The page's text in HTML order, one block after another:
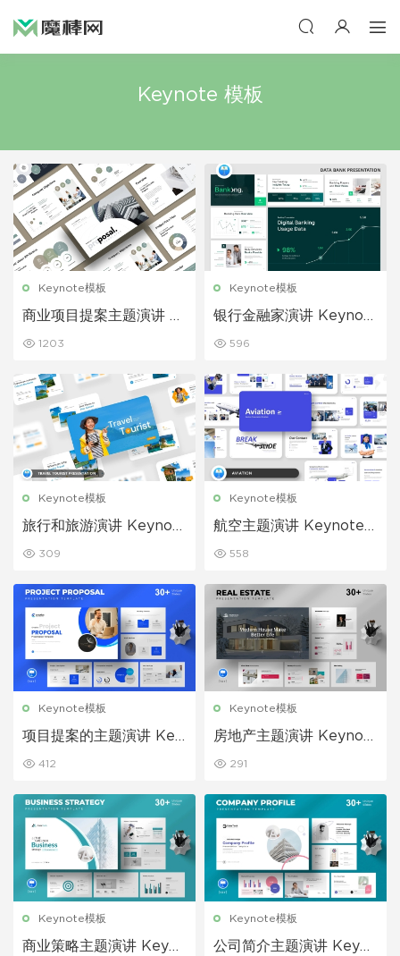
Keynote 模板
Keynote模板
商业项目提案主题演讲 K
1203
Keynote模板
银行金融家演讲 Keynot
596
Keynote模板
旅行和旅游演讲 Keynot
309
Keynote模板
航空主题演讲 Keynote
558
Keynote模板
项目提案的主题演讲 Key
412
Keynote模板
房地产主题演讲 Keynot
291
Keynote模板
商业策略主题演讲 Keyno
Keynote模板
公司简介主题演讲 Keyno